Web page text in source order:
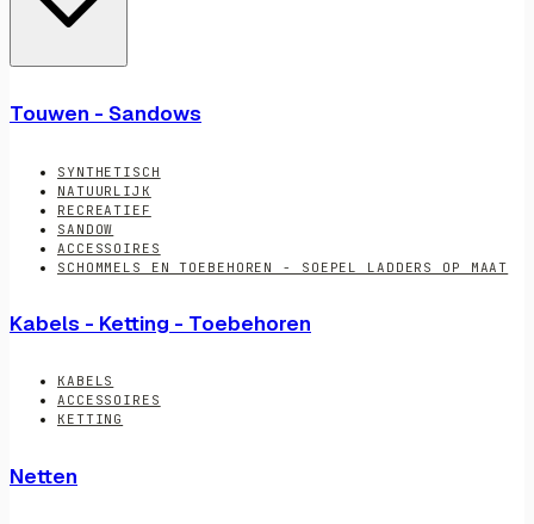
Touwen - Sandows
SYNTHETISCH
NATUURLIJK
RECREATIEF
SANDOW
ACCESSOIRES
SCHOMMELS EN TOEBEHOREN - SOEPEL LADDERS OP MAAT
Kabels - Ketting - Toebehoren
KABELS
ACCESSOIRES
KETTING
Netten